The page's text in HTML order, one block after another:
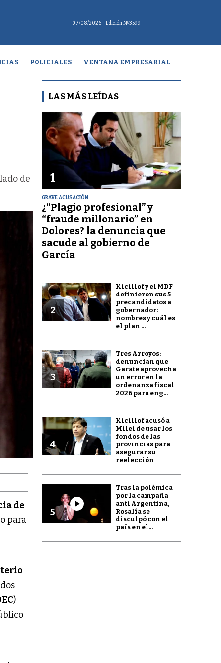
07/08/2026 - Edición Nº3599
POLICIALES VENTANA EMPRESARIAL
de
de
para
)
LAS MÁS LEÍDAS
1
GRAVE ACUSACIÓN
¿“Plagio profesional” y
“fraude millonario” en
Dolores? la denuncia que
sacude al gobierno de
García
2
Kicillof y el MDF
definieron sus 5
precandidatos a
gobernador:
nombres y cuál es
el plan ...
3
Tres Arroyos:
denuncian que
Garate aprovecha
un error en la
ordenanza fiscal
2026 para eng...
4
Kicillof acusó a
Milei de usar los
fondos de las
provincias para
asegurar su
reelección
5
Tras la polémica
por la campaña
anti Argentina,
Rosalía se
disculpó con el
país en el...